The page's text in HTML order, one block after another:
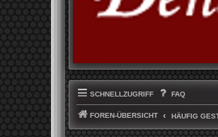
SCHNELLZUGRIFF FAQ
FOREN-ÜBERSICHT HÄUFIG